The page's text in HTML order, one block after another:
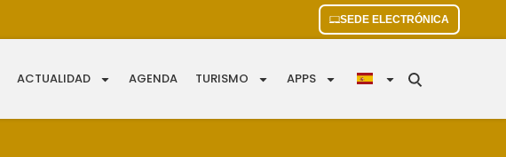
SEDE ELECTRÓNICA
ACTUALIDAD AGENDA TURISMO APPS